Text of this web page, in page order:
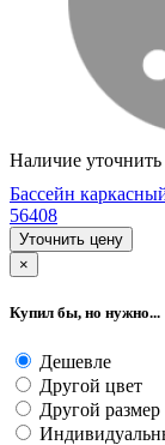
Наличие
Бассейн
56408
Уточнить цену
×
Купил бы, но нужно...
Дешевле
Другой цвет
Другой размер